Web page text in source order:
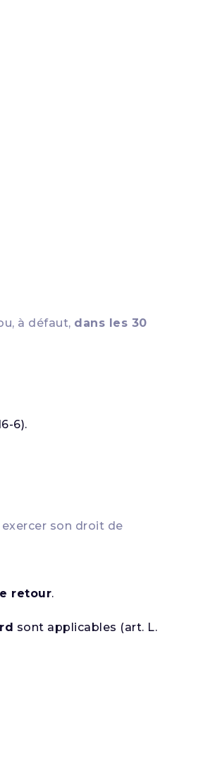
à défaut, dans les 30
6).
son droit de
retour.
sont applicables (art. L.